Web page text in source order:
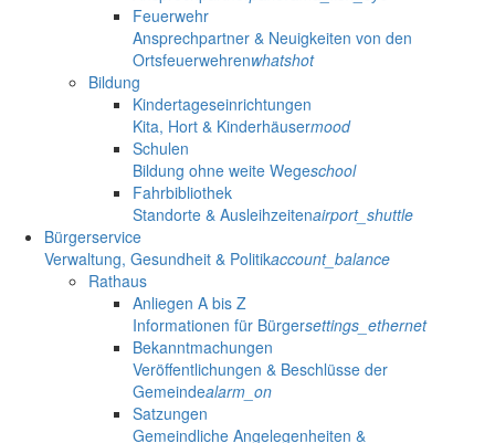
Feuerwehr
Ansprechpartner & Neuigkeiten von den
Ortsfeuerwehrenwhatshot
Bildung
Kindertageseinrichtungen
Kita, Hort & Kinderhäusermood
Schulen
Bildung ohne weite Wegeschool
Fahrbibliothek
Standorte & Ausleihzeitenairport_shuttle
Bürgerservice
Verwaltung, Gesundheit & Politikaccount_balance
Rathaus
Anliegen A bis Z
Informationen für Bürgersettings_ethernet
Bekanntmachungen
Veröffentlichungen & Beschlüsse der
Gemeindealarm_on
Satzungen
Gemeindliche Angelegenheiten &